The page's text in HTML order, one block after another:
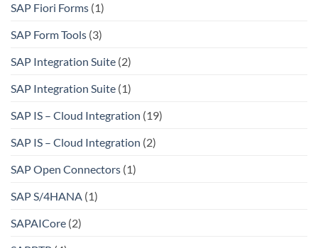
SAP Fiori Forms (1)
SAP Form Tools (3)
SAP Integration Suite (2)
SAP Integration Suite (1)
SAP IS – Cloud Integration (19)
SAP IS – Cloud Integration (2)
SAP Open Connectors (1)
SAP S/4HANA (1)
SAPAICore (2)